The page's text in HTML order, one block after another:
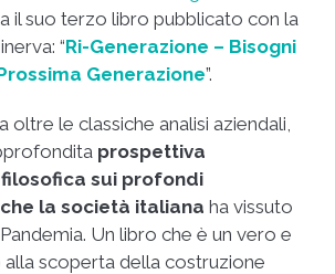
il suo terzo libro pubblicato con la
“Ri-Generazione – Bisogni
Generazione”.
oltre le classiche analisi aziendali,
prospettiva
sui profondi
la società italiana ha vissuto
Un libro che è un vero e
scoperta della costruzione